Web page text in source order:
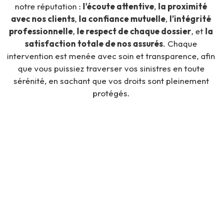
notre réputation : l’écoute attentive, la proximité
avec nos clients, la confiance mutuelle, l’intégrité
professionnelle, le respect de chaque dossier, et la
satisfaction totale de nos assurés. Chaque
intervention est menée avec soin et transparence, afin
que vous puissiez traverser vos sinistres en toute
sérénité, en sachant que vos droits sont pleinement
protégés.